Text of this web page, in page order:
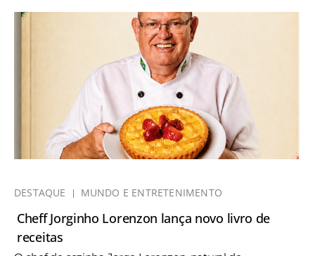
DESTAQUE MUNDO E ENTRETENIMENTO
Cheff Jorginho Lorenzon lança novo livro de
receitas